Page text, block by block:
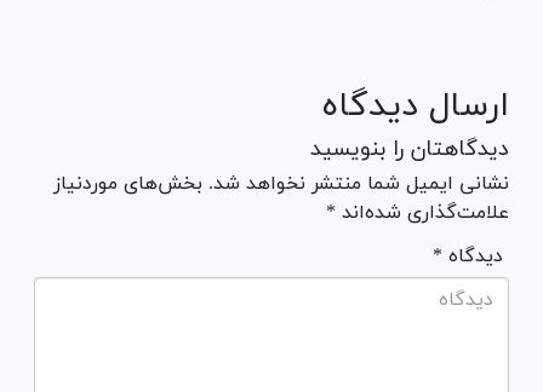
ارسال دیدگاه
دیدگاهتان را بنویسید
نشانی ایمیل شما منتشر نخواهد شد. بخش‌های موردنیاز
علامت‌گذاری شده‌اند *
* دیدگاه